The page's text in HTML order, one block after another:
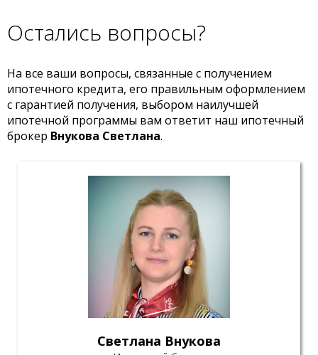
Остались вопросы?
На все ваши вопросы, связанные с получением
ипотечного кредита, его правильным оформлением
с гарантией получения, выбором наилучшей
ипотечной программы вам ответит наш ипотечный
брокер Внукова Светлана.
Светлана Внукова